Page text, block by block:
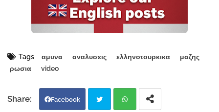
Tags αμυνα αναλυσεις ελληνοτουρκικα
μαζης
ρωσια
video
Facebook